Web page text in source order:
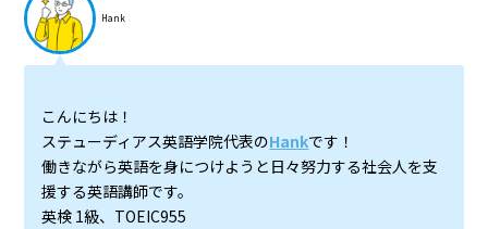
Hank
こんにちは！
ステューディアス英語学院代表のHankです！
働きながら英語を身につけようと日々努力する社会人を支
援する英語講師です。
英検 1級、TOEIC955